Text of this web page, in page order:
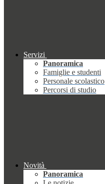
Servizi
Panoramica
Famiglie e studenti
Personale scolastico
Percorsi di studio
Novità
Panoramica